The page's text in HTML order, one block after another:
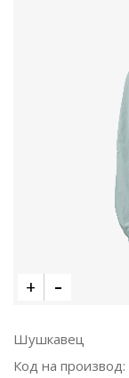
Шушкавец
Код на производ: